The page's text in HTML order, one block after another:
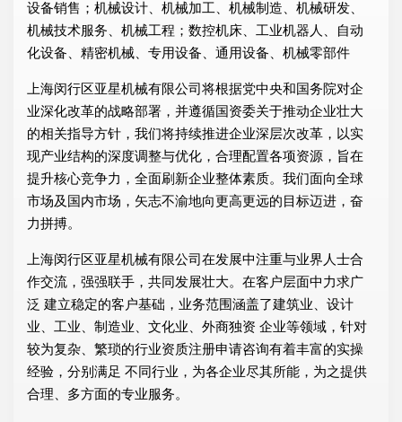
设备销售；机械设计、机械加工、机械制造、机械研发、
机械技术服务、机械工程；数控机床、工业机器人、自动
化设备、精密机械、专用设备、通用设备、机械零部件
上海闵行区亚星机械有限公司将根据党中央和国务院对企
业深化改革的战略部署，并遵循国资委关于推动企业壮大
的相关指导方针，我们将持续推进企业深层次改革，以实
现产业结构的深度调整与优化，合理配置各项资源，旨在
提升核心竞争力，全面刷新企业整体素质。我们面向全球
市场及国内市场，矢志不渝地向更高更远的目标迈进，奋
力拼搏。
上海闵行区亚星机械有限公司在发展中注重与业界人士合
作交流，强强联手，共同发展壮大。在客户层面中力求广
泛 建立稳定的客户基础，业务范围涵盖了建筑业、设计
业、工业、制造业、文化业、外商独资 企业等领域，针对
较为复杂、繁琐的行业资质注册申请咨询有着丰富的实操
经验，分别满足 不同行业，为各企业尽其所能，为之提供
合理、多方面的专业服务。